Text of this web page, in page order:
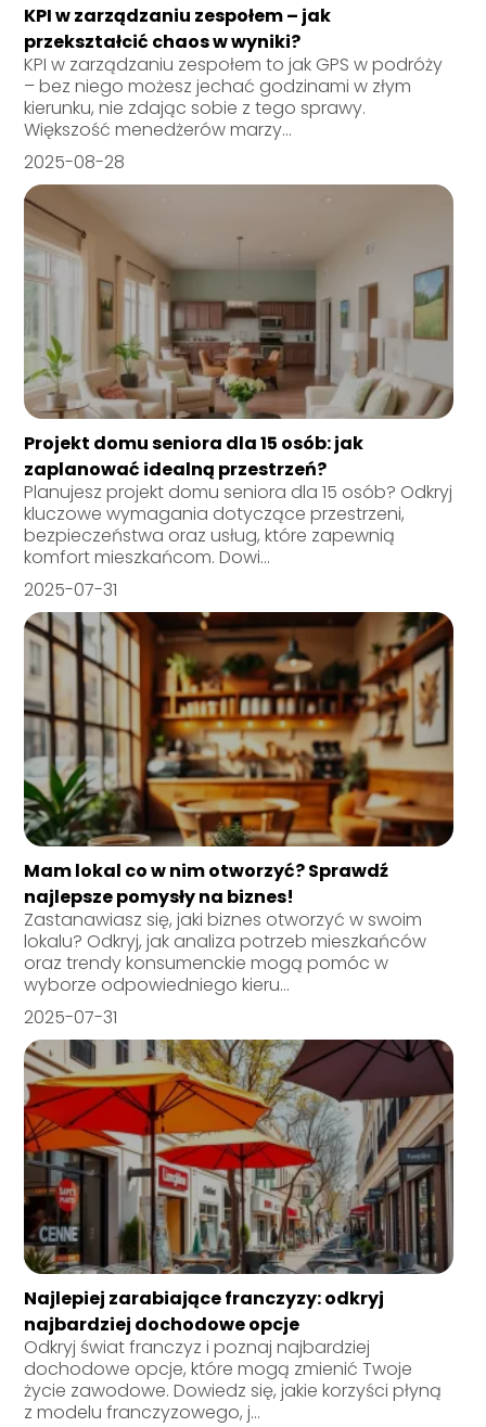
KPI w zarządzaniu zespołem – jak
przekształcić chaos w wyniki?
KPI w zarządzaniu zespołem to jak GPS w podróży
– bez niego możesz jechać godzinami w złym
kierunku, nie zdając sobie z tego sprawy.
Większość menedżerów marzy...
2025-08-28
Projekt domu seniora dla 15 osób: jak
zaplanować idealną przestrzeń?
Planujesz projekt domu seniora dla 15 osób? Odkryj
kluczowe wymagania dotyczące przestrzeni,
bezpieczeństwa oraz usług, które zapewnią
komfort mieszkańcom. Dowi...
2025-07-31
Mam lokal co w nim otworzyć? Sprawdź
najlepsze pomysły na biznes!
Zastanawiasz się, jaki biznes otworzyć w swoim
lokalu? Odkryj, jak analiza potrzeb mieszkańców
oraz trendy konsumenckie mogą pomóc w
wyborze odpowiedniego kieru...
2025-07-31
Najlepiej zarabiające franczyzy: odkryj
najbardziej dochodowe opcje
Odkryj świat franczyz i poznaj najbardziej
dochodowe opcje, które mogą zmienić Twoje
życie zawodowe. Dowiedz się, jakie korzyści płyną
z modelu franczyzowego, j...